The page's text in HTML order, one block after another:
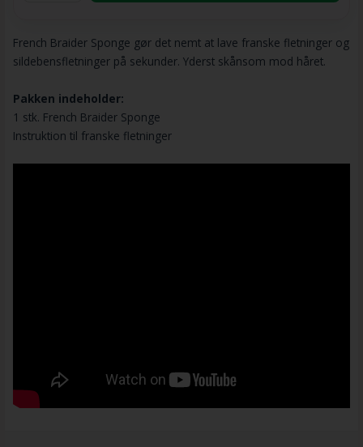
French Braider Sponge gør det nemt at lave franske fletninger og
sildebensfletninger på sekunder. Yderst skånsom mod håret.
Pakken indeholder:
1 stk. French Braider Sponge
Instruktion til franske fletninger